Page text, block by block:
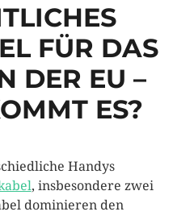
FÜR DAS
DER EU –
ES?
Handys
, insbesondere zwei
dominieren den